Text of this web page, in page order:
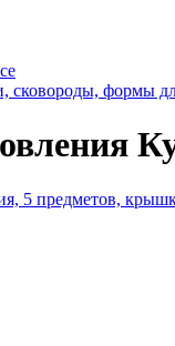
сковороды, формы